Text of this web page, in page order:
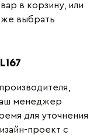
в корзину, или
же выбрать
менеджер
для уточнения
проект с